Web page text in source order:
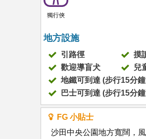
獨行俠
地方設施
引路徑
摸
歡迎導盲犬
兒
地鐵可到達 (步行15分
巴士可到達 (步行15分
FG 小貼士
沙田中央公園地方寬闊，